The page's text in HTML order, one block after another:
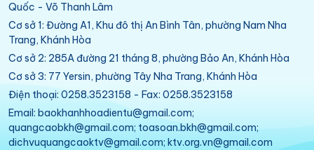
Quốc - Võ Thanh Lâm
Cơ sở 1: Đường A1, Khu đô thị An Bình Tân, phường Nam Nha
Trang, Khánh Hòa
Cơ sở 2: 285A đường 21 tháng 8, phường Bảo An, Khánh Hòa
Cơ sở 3: 77 Yersin, phường Tây Nha Trang, Khánh Hòa
Điện thoại: 0258.3523158 - Fax: 0258.3523158
Email: baokhanhhoadientu@gmail.com;
quangcaobkh@gmail.com; toasoan.bkh@gmail.com;
dichvuquangcaoktv@gmail.com; ktv.org.vn@gmail.com